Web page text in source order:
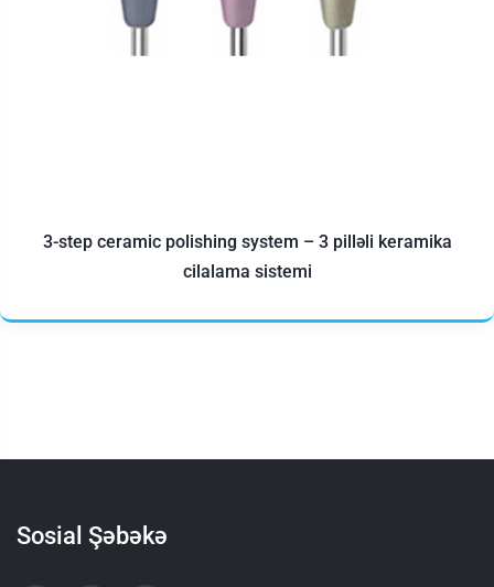
3-step ceramic polishing system – 3 pilləli keramika
cilalama sistemi
Sosial Şəbəkə